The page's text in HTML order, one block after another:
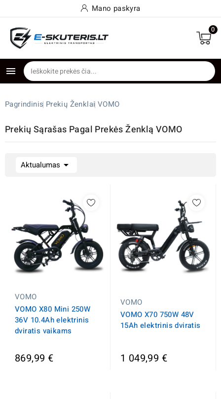
Mano paskyra
0

Pagrindinis Prekių Ženklai VOMO
Prekių Sąrašas Pagal Prekės Ženklą VOMO
Aktualumas 
VOMO
VOMO X80 Mini 250W
36V 10.4Ah elektrinis
dviratis vaikams
869,99 €
VOMO
VOMO X70 750W 48V
15Ah elektrinis dviratis
1 049,99 €